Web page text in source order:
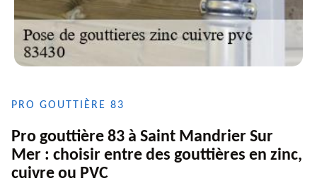
PRO GOUTTIÈRE 83
Pro gouttière 83 à Saint Mandrier Sur
Mer : choisir entre des gouttières en zinc,
cuivre ou PVC